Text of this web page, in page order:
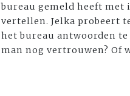
bureau gemeld heeft met
vertellen. Jelka probeert
het bureau antwoorden
man nog vertrouwen? Of